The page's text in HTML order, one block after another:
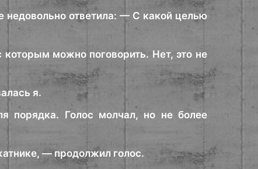
недовольно ответила: — С какой целью
можно поговорить. Нет, это не
я.
порядка. Голос молчал, но не более
— продолжил голос.